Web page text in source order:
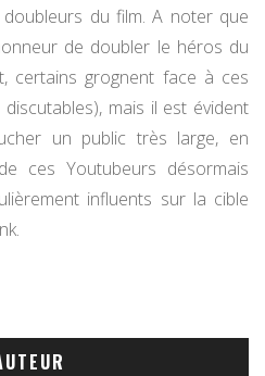
du film. A noter que
de doubler le héros du
certains grognent face à ces
mais il est évident
un public très large, en
ces Youtubeurs désormais
influents sur la cible